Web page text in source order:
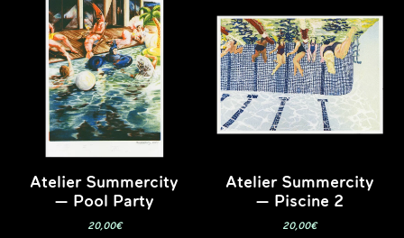
Atelier Summercity
— Pool Party
20,00€
Atelier Summercity
— Piscine 2
20,00€